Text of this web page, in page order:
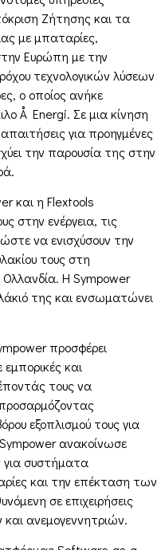
Ζήτησης και τα
με μπαταρίες,
Ευρώπη με την
τεχνολογικών λύσεων
ο οποίος ανήκε
Å Energi. Σε μια κίνηση
για προηγμένες
την παρουσία της στην
και η Flextools
στην ενέργεια, τις
να ενισχύσουν την
τους στη
Ολλανδία. Η Sympower
της και ενσωματώνει
προσφέρει
και
τους να
εξοπλισμού τους για
ανακοίνωσε
συστήματα
και την επέκταση των
σε επιχειρήσεις
ανεμογεννητριών.